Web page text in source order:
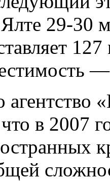
29-30
в 2007